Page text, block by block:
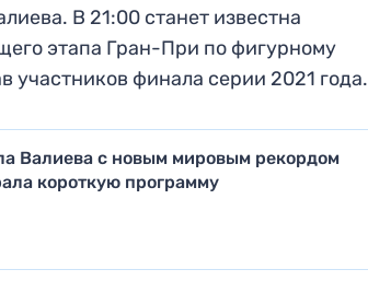
В 21:00 станет известна
этапа Гран-При по фигурному
участников финала серии 2021 года.
Валиева с новым мировым рекордом
короткую программу